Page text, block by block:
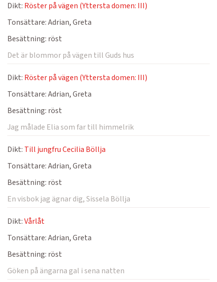
Dikt: Röster på vägen (Yttersta domen: III)
Tonsättare:Adrian, Greta
Besättning: röst
Det är blommor på vägen till Guds hus
Dikt: Röster på vägen (Yttersta domen: III)
Tonsättare:Adrian, Greta
Besättning: röst
Jag målade Elia som far till himmelrik
Dikt: Till jungfru Cecilia Böllja
Tonsättare:Adrian, Greta
Besättning: röst
En visbok jag ägnar dig, Sissela Böllja
Dikt:Vårlåt
Tonsättare:Adrian, Greta
Besättning: röst
Göken på ängarna gal i sena natten